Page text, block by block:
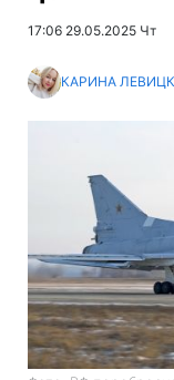
17:06 29.05.2025 Чт
КАРИНА